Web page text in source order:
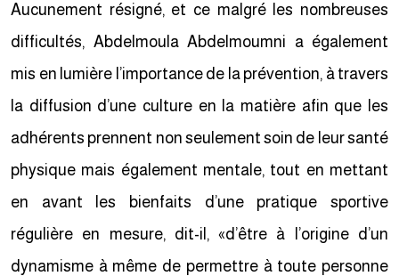
Aucunement résigné, et ce malgré les nombreuses
difficultés, Abdelmoula Abdelmoumni a également
mis en lumière l’importance de la prévention, à travers
la diffusion d’une culture en la matière afin que les
adhérents prennent non seulement soin de leur santé
physique mais également mentale, tout en mettant
en avant les bienfaits d’une pratique sportive
régulière en mesure, dit-il, «d’être à l’origine d’un
dynamisme à même de permettre à toute personne